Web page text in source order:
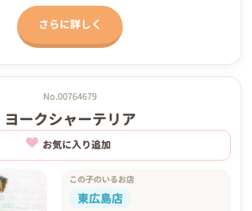
さらに詳しく
No.00764679
ヨークシャーテリア
お気に入り追加
この子のいるお店
東広島店